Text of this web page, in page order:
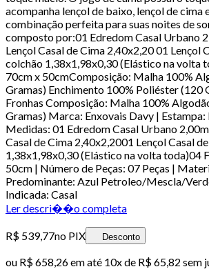
acompanha lençol de baixo, lençol de cima
combinação perfeita para suas noites de
composto por:01 Edredom Casal Urbano
Lençol Casal de Cima 2,40x2,20 01 Lençol
colchão 1,38x1,98x0,30 (Elástico na volta
70cm x 50cmComposição: Malha 100%
Gramas) Enchimento 100% Poliéster (120
Fronhas Composição: Malha 100%
Gramas) Marca: Enxovais Davy | Estampa:
Medidas: 01 Edredom Casal Urbano
Casal de Cima 2,40x2,2001 Lençol Casal
1,38x1,98x0,30 (Elástico na volta toda)04
50cm | Número de Peças: 07 Peças |
Predominante: Azul Petroleo/Mescla/
Indicada: Casal
Ler descri��o completa
R$ 539,77no PIX Desconto
ou R$ 658,26em até 10x de R$ 65,82 sem